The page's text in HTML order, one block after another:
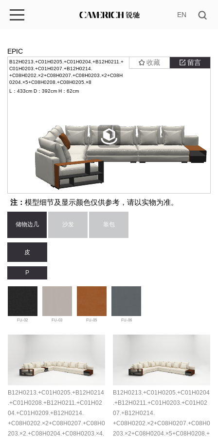
EN
EPIC
B12H0213.+C01H0205.+C01H0204.+B12H0211.+
C01H0203.+C01H0207.+B12H0214.
+C08H0202.×2+C08H0207.+C08H0203.×2+C08H
0204.×5+C08H0208.+C08H0205.×8
收藏 留言
L：433cm D：392cm H：62cm
注： 模型细节及显示颜色仅供参考，请以实物为准。
储物边几 沙发 靠包
皮
P
FU-02 FU-03 FU-05 FU-06
B12H0213.+C01H0205.+B12H0214
.+C01H0208.+B12H0211.+C01H02
04.+C01H0209.+B12H0214.
+C08H0202.×2+C08H0207.+C08H0
203.×2.+C08H0204.+C08H0203.×4.
B12H0213.+C01H0205.+C01H0204
.+B12H0211.+C01H0203.+C01H02
07.+B12H0214.
+C08H0202.×2+C08H0207.+C08H0
203.×2+C08H0204.×5+C08H0208.+